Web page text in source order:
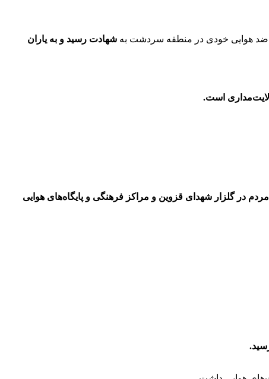
شهادت رسید و به یاران
است.
در گلزار شهدای قزوین و مراکز فرهنگی و پایگاه‌های هوایی